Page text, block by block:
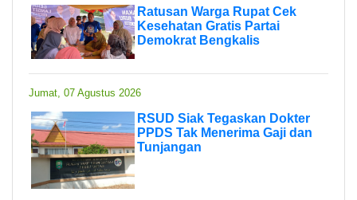
Ratusan Warga Rupat Cek
Kesehatan Gratis Partai
Demokrat Bengkalis
Jumat, 07 Agustus 2026
RSUD Siak Tegaskan Dokter
PPDS Tak Menerima Gaji dan
Tunjangan